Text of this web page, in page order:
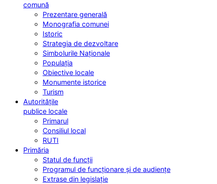
comună
Prezentare generală
Monografia comunei
Istoric
Strategia de dezvoltare
Simbolurile Naționale
Populația
Obiective locale
Monumente istorice
Turism
Autoritățile
publice locale
Primarul
Consiliul local
RUTI
Primăria
Statul de funcții
Programul de funcționare și de audiențe
Extrase din legislație